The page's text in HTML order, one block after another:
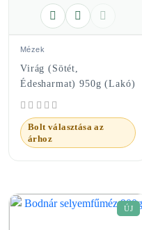
Mézek
Virág (sötét,
Édesharmat) 950g (Lakó)
Bolt választása az
árhoz
ÚJ